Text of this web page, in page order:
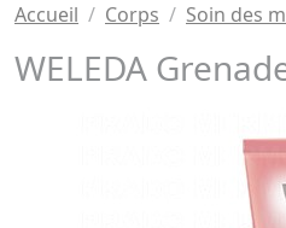
Accueil Corps Soin des
WELEDA